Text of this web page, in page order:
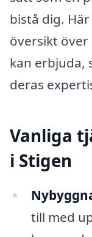
bistå dig.
översikt över
kan erbjuda,
deras
Vanliga
i Stigen
till med